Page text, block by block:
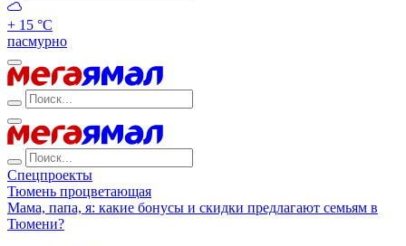
+ 15 °С
пасмурно
Спецпроекты
Тюмень процветающая
Мама, папа, я: какие бонусы и скидки предлагают семьям в
Тюмени?